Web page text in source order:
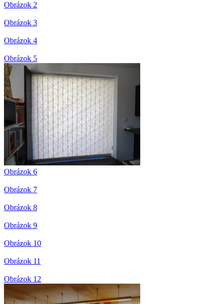
Obrázok 2
Obrázok 3
Obrázok 4
Obrázok 5
Obrázok 6
Obrázok 7
Obrázok 8
Obrázok 9
Obrázok 10
Obrázok 11
Obrázok 12